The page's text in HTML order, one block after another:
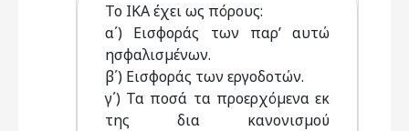
Το ΙΚΑ έχει ως πόρους:
α΄) Εισφοράς των παρ’ αυτώ
ησφαλισµένων.
β΄) Εισφοράς των εργοδοτών.
γ΄) Τα ποσά τα προερχόµενα εκ
της δια κανονισµού